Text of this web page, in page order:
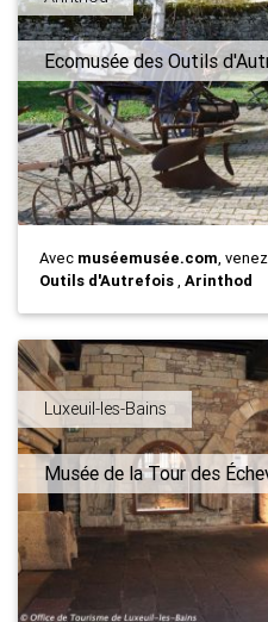
Ecomusée des Outils
Avec muséemusée.com,
Outils d'Autrefois, Arinthod
Luxeuil-les-Bains
Musée de la Tour des